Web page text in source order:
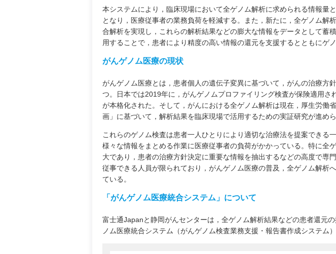
本システムにより，臨床現場において全ゲノム解析に求められる情報量
となり，医療従事者の業務負荷を軽減する。また，新たに，全ゲノム解
合解析を実現し，これらの解析結果などの膨大な情報をデータとして蓄
用することで，患者により精度の高い情報の還元を支援するとともにゲ
がんゲノム医療の現状
がんゲノム医療とは，患者個人の遺伝子変異に基づいて，がんの治療方
つ。日本では2019年に，がんゲノムプロファイリング検査が保険適用さ
が本格化された。そして，がんにおける全ゲノム解析は現在，厚生労働
画」に基づいて，解析結果を臨床現場で活用するための実証研究が進めら
これらのゲノム検査は患者一人ひとりにより適切な治療法を提案できる
様々な情報をまとめる作業に医療従事者の負荷がかかっている。特に全
大であり，患者の治療方針決定に重要な情報を抽出するなどの高度で専
従事できる人員が限られており，がんゲノム医療の普及，全ゲノム解析
ている。
「がんゲノム医療統合システム」について
富士通Japanと静岡がんセンターは，全ゲノム解析結果などの患者還元
ノム医療統合システム（がんゲノム検査業務支援・報告書作成システム）